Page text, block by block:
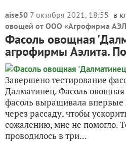
aise50 7 октября 2021, 18:55 в
овощей от ООО «Агрофирма
Фасоль овощная
агрофирмы Аэлита.
Завершено тестирование
Далматинец. Фасоль
фасоль выращивала впервые
через рассаду, чтобы
сожалению, мне не помогло.
проводилось в три...